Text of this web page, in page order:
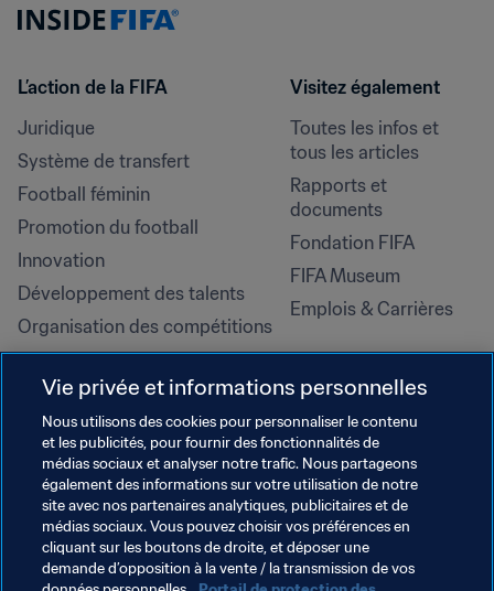
L’action de la FIFA
Juridique
Système de transfert
Football féminin
Promotion du football
Innovation
Développement des talents
Organisation des compétitions
Développement durable
Droits de l'homme et lutte contre
la discrimination
Santé et médical
Initiatives en matière de
formation
Visitez également
Toutes les infos et
tous les articles
Rapports et
documents
Fondation FIFA
FIFA Museum
Emplois & Carrières
Vie privée et informations personnelles
Nous utilisons des cookies pour personnaliser le contenu
et les publicités, pour fournir des fonctionnalités de
médias sociaux et analyser notre trafic. Nous partageons
également des informations sur votre utilisation de notre
site avec nos partenaires analytiques, publicitaires et de
médias sociaux. Vous pouvez choisir vos préférences en
cliquant sur les boutons de droite, et déposer une
demande d’opposition à la vente / la transmission de vos